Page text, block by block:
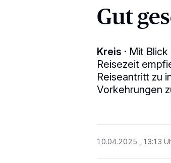
Gut
Kreis · Mit Blick
Reisezeit
Reiseantritt zu
Vorkehrungen
10.04.2025 , 13:13